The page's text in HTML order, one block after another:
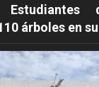
árboles en